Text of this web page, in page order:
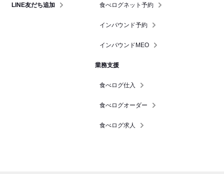
LINE友だち追加 食べログネット予約
インバウンド予約
インバウンドMEO
業務支援
食べログ仕入
食べログオーダー
食べログ求人